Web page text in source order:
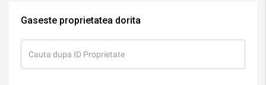
Gaseste proprietatea dorita